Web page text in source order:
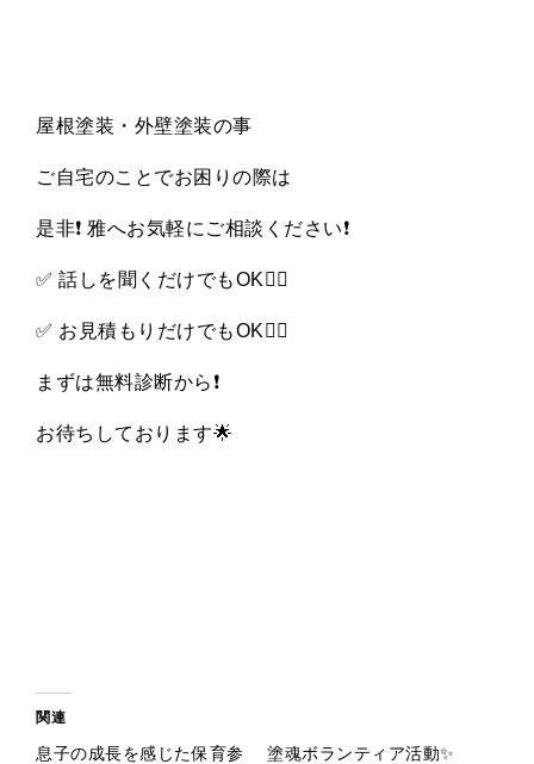
屋根塗装・外壁塗装の事
ご自宅のことでお困りの際は
是非❗️ 雅へお気軽にご相談ください❗️
✅ 話しを聞くだけでもOK👌🏻
✅ お見積もりだけでもOK👌🏻
まずは無料診断から❗️
お待ちしております🌟
関連
息子の成長を感じた保育参 塗魂ボランティア活動✨